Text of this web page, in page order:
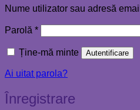
Nume utilizator sau adresă email
Parolă *Obligatoriu
Ține-mă minte Autentificare
Ai uitat parola?
Înregistrare